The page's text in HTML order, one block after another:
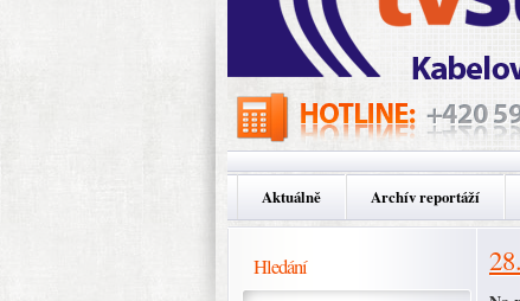
Aktuálně Archív reportáží
Hledání